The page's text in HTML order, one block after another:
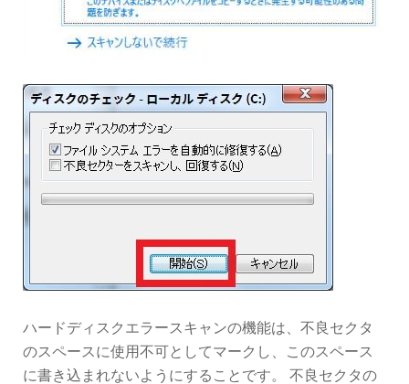
ハードディスクエラースキャンの機能は、不良セクタ
のスペースに使用不可としてマークし、このスペース
に書き込まれないようにすることです。 不良セクタの